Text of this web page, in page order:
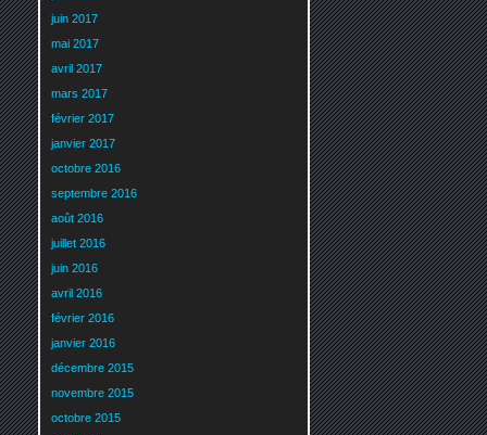
juin 2017
mai 2017
avril 2017
mars 2017
février 2017
janvier 2017
octobre 2016
septembre 2016
août 2016
juillet 2016
juin 2016
avril 2016
février 2016
janvier 2016
décembre 2015
novembre 2015
octobre 2015